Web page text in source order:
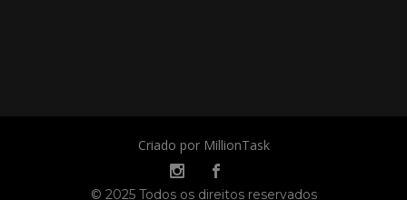
Criado por MillionTask
© 2025 Todos os direitos reservados